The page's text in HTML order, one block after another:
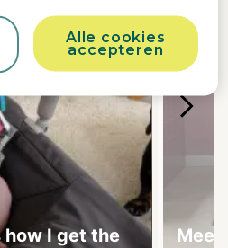
how I get the
Alle cookies
accepteren